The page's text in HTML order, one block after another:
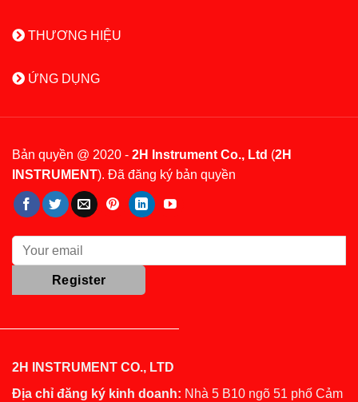
THƯƠNG HIỆU
ỨNG DỤNG
Bản quyền @ 2020 - 2H Instrument Co., Ltd (2H
INSTRUMENT). Đã đăng ký bản quyền
2H INSTRUMENT CO., LTD
Địa chỉ đăng ký kinh doanh: Nhà 5 B10 ngõ 51 phố Cảm